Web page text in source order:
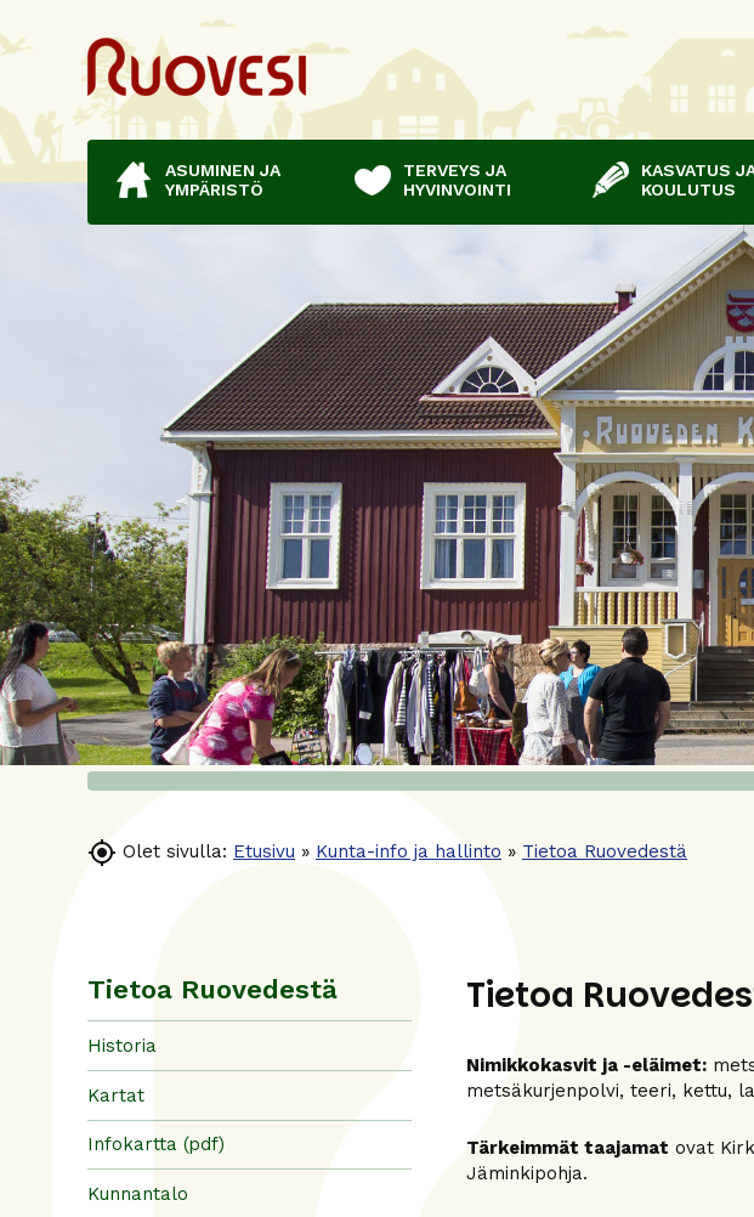
ASUMINEN JA
YMPÄRISTÖ
TERVEYS JA
HYVINVOINTI
KASVATUS
KOULUTUS
 Olet sivulla: Etusivu » Kunta-info ja hallinto » Tietoa Ruovedestä
Tietoa Ruovedestä
Historia
Kartat
Infokartta (pdf)
Kunnantalo
Tietoa
Nimikkokasvit ja -eläimet:
metsäkurjenpolvi, teeri, kettu,
Tärkeimmät taajamat ovat
Jäminkipohja.